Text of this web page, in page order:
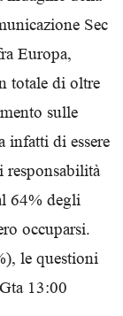
Sec
Europa,
totale di oltre
sulle
infatti di essere
responsabilità
64% degli
occuparsi.
le questioni
13:00